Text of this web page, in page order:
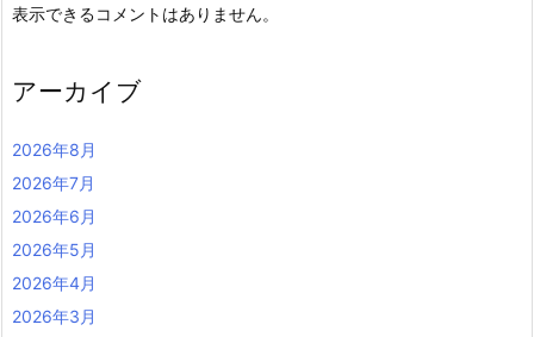
表示できるコメントはありません。
アーカイブ
2026年8月
2026年7月
2026年6月
2026年5月
2026年4月
2026年3月